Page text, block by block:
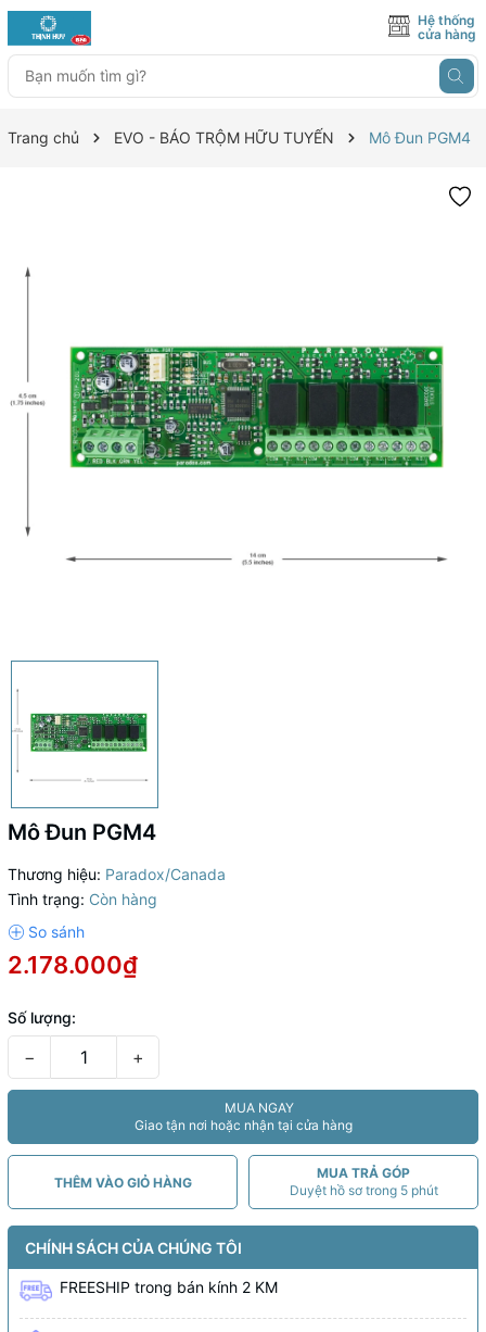
Hệ thống
cửa hàng
Trang chủ EVO - BÁO TRỘM HỮU TUYẾN Mô Đun PGM4
Mô Đun PGM4
Thương hiệu: Paradox/Canada
Tình trạng: Còn hàng
2.178.000₫
Số lượng:
− +
MUA NGAY
Giao tận nơi hoặc nhận tại cửa hàng
THÊM VÀO GIỎ HÀNG
MUA TRẢ GÓP
Duyệt hồ sơ trong 5 phút
CHÍNH SÁCH CỦA CHÚNG TÔI
FREESHIP trong bán kính 2 KM